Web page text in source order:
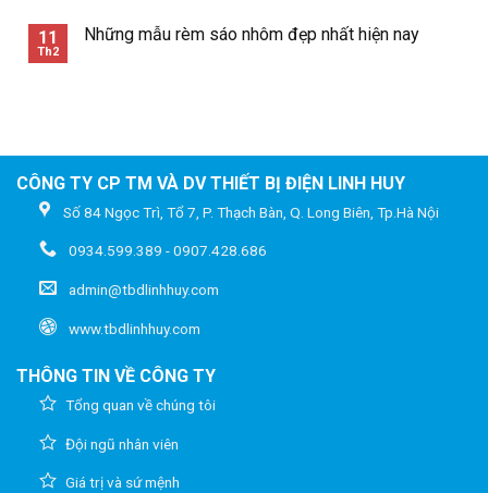
11
Th2
Những mẫu rèm sáo nhôm đẹp nhất hiện nay
CÔNG TY CP TM VÀ DV THIẾT BỊ ĐIỆN LINH HUY
Số 84 Ngọc Trì, Tổ 7, P. Thạch Bàn, Q. Long Biên, Tp.Hà Nội
0934.599.389 - 0907.428.686
admin@tbdlinhhuy.com
www.tbdlinhhuy.com
THÔNG TIN VỀ CÔNG TY
Tổng quan về chúng tôi
Đội ngũ nhân viên
Giá trị và sứ mệnh